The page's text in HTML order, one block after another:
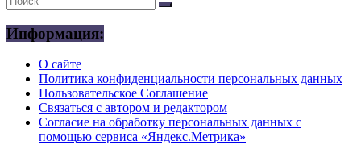
Информация:
О сайте
Политика конфиденциальности персональных данных
Пользовательское Соглашение
Связаться с автором и редактором
Согласие на обработку персональных данных с
помощью сервиса «Яндекс.Метрика»